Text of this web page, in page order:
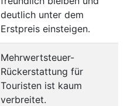
deutlich unter dem
Erstpreis einsteigen.
Mehrwertsteuer-
Rückerstattung für
Touristen ist kaum
verbreitet.